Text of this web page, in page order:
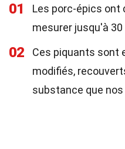
01
Les porc-épics ont
mesurer jusqu'à
02
Ces piquants sont
modifiés,
substance que nos